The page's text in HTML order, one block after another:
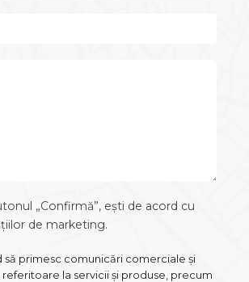
„Confirmă”, ești de acord cu
de marketing.
să primesc comunicări comerciale și
la servicii și produse, precum